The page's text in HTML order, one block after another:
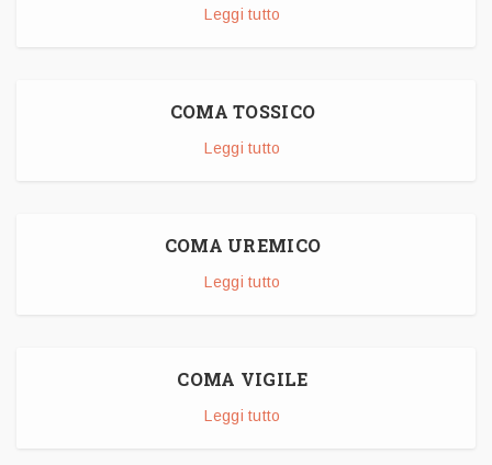
Leggi tutto
COMA TOSSICO
Leggi tutto
COMA UREMICO
Leggi tutto
COMA VIGILE
Leggi tutto